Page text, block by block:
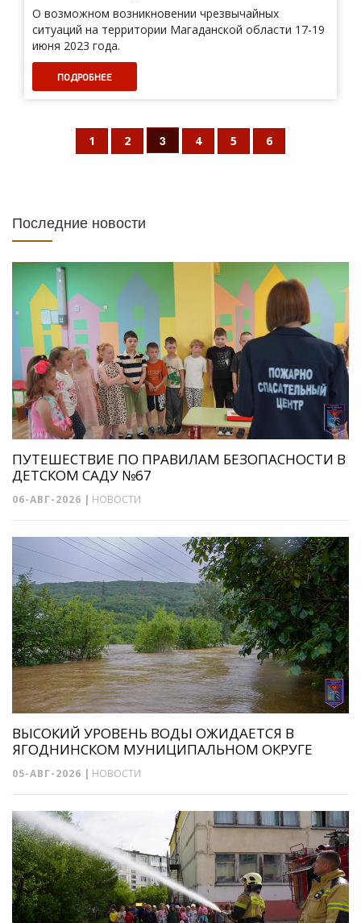
О возможном возникновении чрезвычайных
ситуаций на территории Магаданской области 17-19
июня 2023 года.
ПОДРОБНЕЕ
1 2 3 4 5 6
Последние новости
ПУТЕШЕСТВИЕ ПО ПРАВИЛАМ БЕЗОПАСНОСТИ В
ДЕТСКОМ САДУ №67
06-АВГ-2026 | НОВОСТИ
ВЫСОКИЙ УРОВЕНЬ ВОДЫ ОЖИДАЕТСЯ В
ЯГОДНИНСКОМ МУНИЦИПАЛЬНОМ ОКРУГЕ
05-АВГ-2026 | НОВОСТИ